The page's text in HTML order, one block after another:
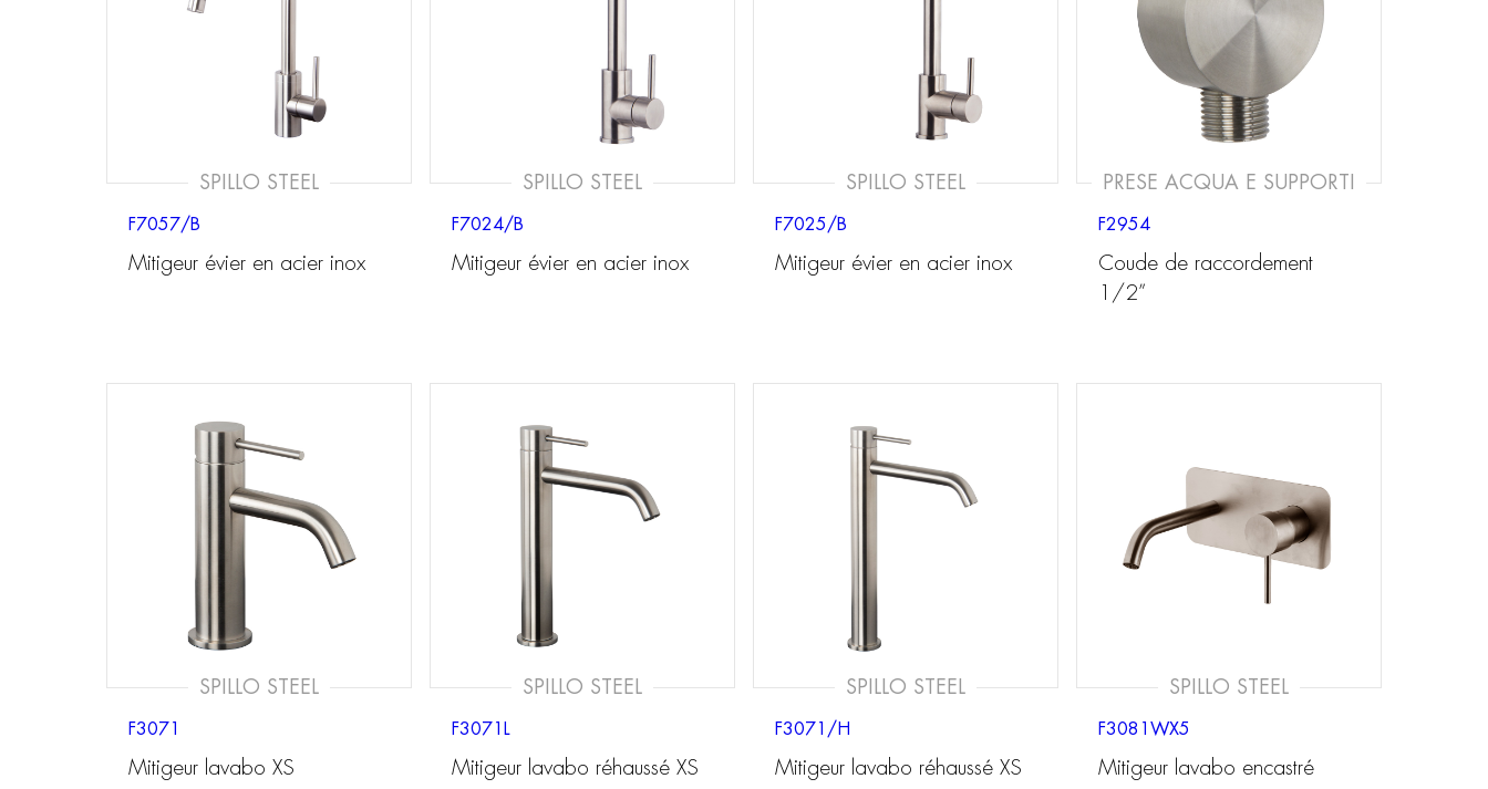
SPILLO STEEL
F7057/B
Mitigeur évier en acier inox
SPILLO STEEL
F7024/B
Mitigeur évier en acier inox
SPILLO STEEL
F7025/B
Mitigeur évier en acier inox
PRESE ACQUA E SUPPORTI
F2954
Coude de raccordement
1/2”
SPILLO STEEL
F3071
Mitigeur lavabo XS
SPILLO STEEL
F3071L
Mitigeur lavabo réhaussé XS
SPILLO STEEL
F3071/H
Mitigeur lavabo réhaussé XS
SPILLO STEEL
F3081WX5
Mitigeur lavabo encastré